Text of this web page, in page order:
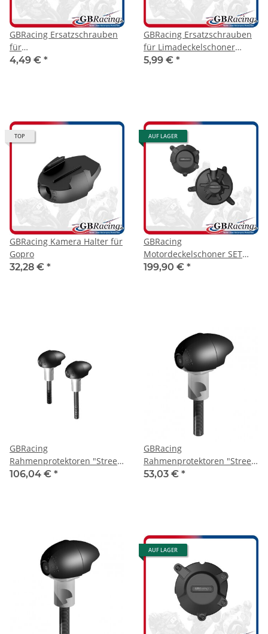
GBRacing Ersatzschrauben
für
Kupplungsdeckelschoner
4,49 € *
GBRacing Ersatzschrauben
für Limadeckelschoner
Aprilia RSV4 09-20
5,99 € *
TOP
GBRacing Kamera Halter für
Gopro
32,28 € *
AUF LAGER
GBRacing
Motordeckelschoner SET
Aprilia RSV4 09-19
199,90 € *
GBRacing
Rahmenprotektoren "Street"
(Bullet Slider) Aprilia Tuona
106,04 € *
GBRacing
Rahmenprotektoren "Street"
(Bullet Slider) Aprilia Tuona
53,03 € *
AUF LAGER